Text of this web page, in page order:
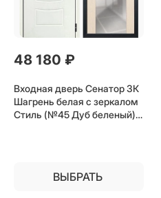
48 180 ₽
Входная дверь Сенатор 3К
Шагрень белая с зеркалом
Стиль (№45 Дуб беленый)
ВЫБРАТЬ